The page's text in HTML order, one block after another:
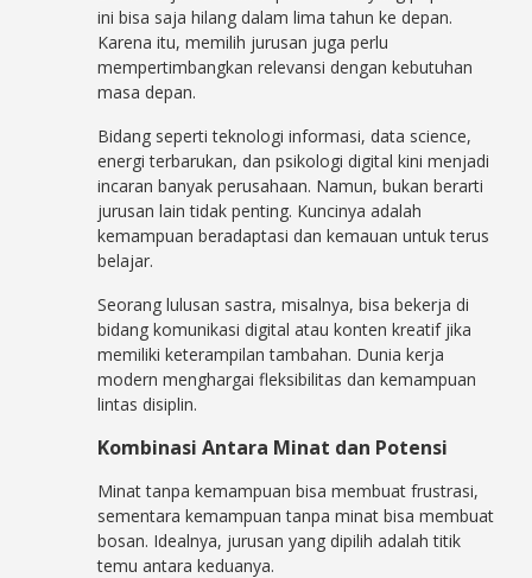
ini bisa saja hilang dalam lima tahun ke depan.
Karena itu, memilih jurusan juga perlu
mempertimbangkan relevansi dengan kebutuhan
masa depan.
Bidang seperti teknologi informasi, data science,
energi terbarukan, dan psikologi digital kini menjadi
incaran banyak perusahaan. Namun, bukan berarti
jurusan lain tidak penting. Kuncinya adalah
kemampuan beradaptasi dan kemauan untuk terus
belajar.
Seorang lulusan sastra, misalnya, bisa bekerja di
bidang komunikasi digital atau konten kreatif jika
memiliki keterampilan tambahan. Dunia kerja
modern menghargai fleksibilitas dan kemampuan
lintas disiplin.
Kombinasi Antara Minat dan Potensi
Minat tanpa kemampuan bisa membuat frustrasi,
sementara kemampuan tanpa minat bisa membuat
bosan. Idealnya, jurusan yang dipilih adalah titik
temu antara keduanya.